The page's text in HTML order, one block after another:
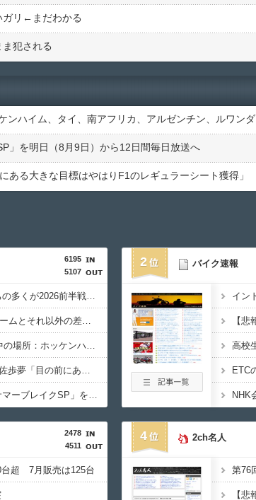
リ←まだわかる
犯される
ンハイム、タイ、南アフリカ、アルゼンチン、ルワンダ
」を明日（8月9日）から12日間毎日放送へ
る大きな目標はやはりF1のレギュラーシート獲得」
6195
5107
【悲報】英メディアのF1記者たちの多くが2026前半戦を終えて鈴鹿とスパをワーストレースに挙げてしまう
【画像】2026年のF1、トップ4チームとそれ以外の差がガチでエグい
F1が2028年の開催地として協議中の場所：ホッケンハイム、タイ、南アフリカ、アルゼンチン、ルワンダ
VCARBリザーブでSF参戦中の岩佐歩夢「目の前にある大きな目標はやはりF1のレギュラーシート獲得」
フジテレビ「2026 FORMULA1 サマーブレイクSP」を明日（8月9日）から12日間毎日放送へ
2 バイク速報
2478
4511
台超 7月販売は125台
4 2ch名人